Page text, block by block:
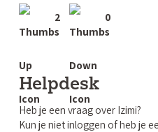
2
0
Helpdesk
Heb je een vraag over Izimi?
Kun je niet inloggen of heb je